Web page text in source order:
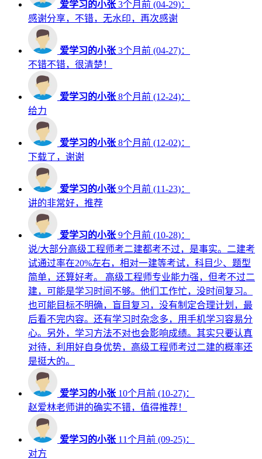
爱学习的小张 3个月前 (04-29)：
感谢分享，不错，无水印，再次感谢
爱学习的小张 3个月前 (04-27)：
不错不错，很清楚！
爱学习的小张 8个月前 (12-24)：
给力
爱学习的小张 8个月前 (12-02)：
下载了，谢谢
爱学习的小张 9个月前 (11-23)：
讲的非常好，推荐
爱学习的小张 9个月前 (10-28)：
说/大部分高级工程师考二建都考不过，是事实。二建考
试通过率在20%左右，相对一建等考试，科目少、题型
简单，还算好考。 高级工程师专业能力强，但考不过二
建，可能是学习时间不够。他们工作忙，没时间复习。
也可能目标不明确，盲目复习，没有制定合理计划，最
后看不完内容。还有学习时杂念多，用手机学习容易分
心。另外，学习方法不对也会影响成绩。其实只要认真
对待，利用好自身优势，高级工程师考过二建的概率还
是挺大的。
爱学习的小张 10个月前 (10-27)：
赵爱林老师讲的确实不错，值得推荐！
爱学习的小张 11个月前 (09-25)：
对方